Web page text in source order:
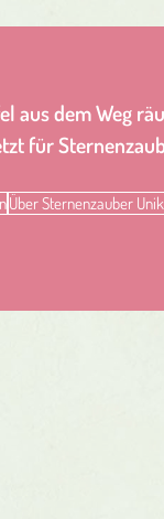
aus dem Weg
für
Über Sternenzauber